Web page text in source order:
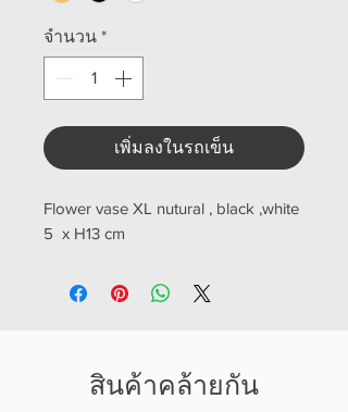
จำนวน *
เพิ่มลงในรถเข็น
Flower vase XL nutural , black ,white
5 x H13 cm
สินค้าคล้ายกัน